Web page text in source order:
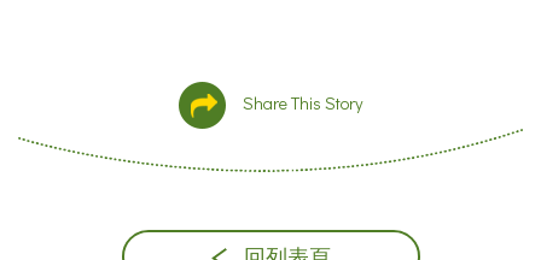
Share This Story